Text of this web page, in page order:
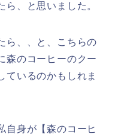
、と思いました。
ら、、と、こちらの
森のコーヒーのクー
ているのかもしれま
自身が【森のコーヒ